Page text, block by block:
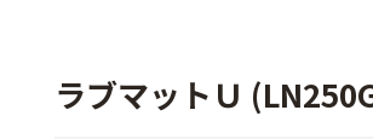
ラブマットＵ